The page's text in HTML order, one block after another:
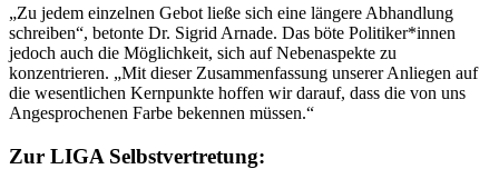
„Zu jedem einzelnen Gebot ließe sich eine längere Abhandlung
schreiben“, betonte Dr. Sigrid Arnade. Das böte Politiker*innen
jedoch auch die Möglichkeit, sich auf Nebenaspekte zu
konzentrieren. „Mit dieser Zusammenfassung unserer Anliegen auf
die wesentlichen Kernpunkte hoffen wir darauf, dass die von uns
Angesprochenen Farbe bekennen müssen.“
Zur LIGA Selbstvertretung: